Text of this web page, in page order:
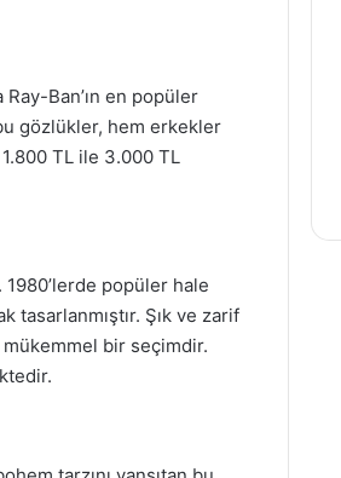
Ban’ın en popüler
gözlükler, hem erkekler
TL ile 3.000 TL
popüler hale
tasarlanmıştır. Şık ve zarif
bir seçimdir.